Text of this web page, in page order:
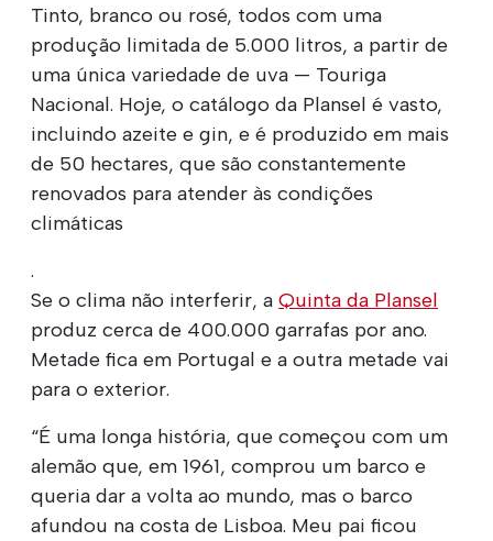
Tinto, branco ou rosé, todos com uma
produção limitada de 5.000 litros, a partir de
uma única variedade de uva — Touriga
Nacional. Hoje, o catálogo da Plansel é vasto,
incluindo azeite e gin, e é produzido em mais
de 50 hectares, que são constantemente
renovados para atender às condições
climáticas
.
Se o clima não interferir, a Quinta da Plansel
produz cerca de 400.000 garrafas por ano.
Metade fica em Portugal e a outra metade vai
para o exterior.
“É uma longa história, que começou com um
alemão que, em 1961, comprou um barco e
queria dar a volta ao mundo, mas o barco
afundou na costa de Lisboa. Meu pai ficou